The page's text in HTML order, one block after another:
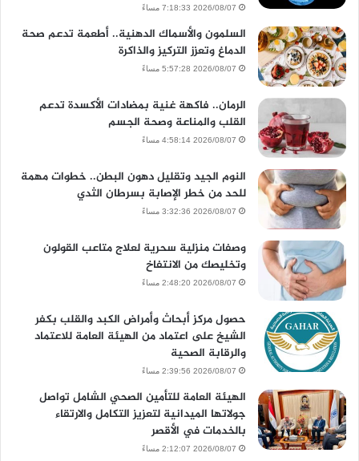
2026/08/07 7:18:33 مساءً
السلمون والأسماك الدهنية.. أطعمة تدعم صحة
الدماغ وتعزز التركيز والذاكرة
2026/08/07 5:57:28 مساءً
الرمان.. فاكهة غنية بمضادات الأكسدة تدعم
القلب والمناعة وصحة الجسم
2026/08/07 4:58:14 مساءً
النوم الجيد وتقليل دهون البطن.. خطوات مهمة
للحد من خطر الإصابة بسرطان الثدي
2026/08/07 3:32:36 مساءً
وصفات منزلية سحرية لعلاج متاعب القولون
وتخليصك من الانتفاخ
2026/08/07 2:48:20 مساءً
حصول مركز أبحاث وأمراض الكبد والقلب بكفر
الشيخ على اعتماد من الهيئة العامة للاعتماد
والرقابة الصحية
2026/08/07 2:39:56 مساءً
الهيئة العامة للتأمين الصحي الشامل تواصل
جولاتها الميدانية لتعزيز التكامل والارتقاء
بالخدمات في الأقصر
2026/08/07 2:12:07 مساءً